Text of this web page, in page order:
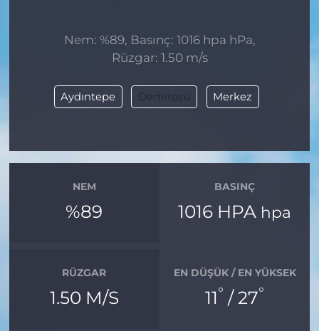
Nem: %89, Basınç: 1016 hpa hPa,
Rüzgar: 1.50 m/s
Aydıntepe Demirözü Merkez
NEM
%89
BASINÇ
1016 HPA hpa
RÜZGAR
1.50 M/S
EN DÜŞÜK / EN YÜKSEK
11° / 27°